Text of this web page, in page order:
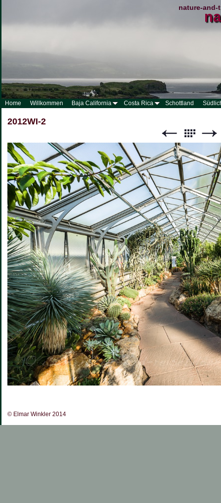
nature-and-
Home Willkommen Baja California Costa Rica Schottland
2012WI-2
© Elmar Winkler 2014